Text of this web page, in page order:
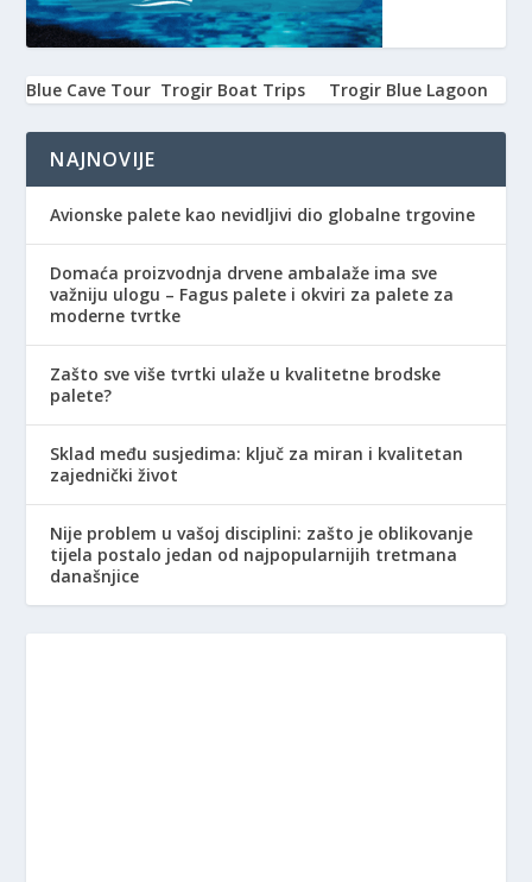
Blue Cave Tour Trogir Boat Trips Trogir Blue Lagoon
NAJNOVIJE
Avionske palete kao nevidljivi dio globalne trgovine
Domaća proizvodnja drvene ambalaže ima sve
važniju ulogu – Fagus palete i okviri za palete za
moderne tvrtke
Zašto sve više tvrtki ulaže u kvalitetne brodske
palete?
Sklad među susjedima: ključ za miran i kvalitetan
zajednički život
Nije problem u vašoj disciplini: zašto je oblikovanje
tijela postalo jedan od najpopularnijih tretmana
današnjice